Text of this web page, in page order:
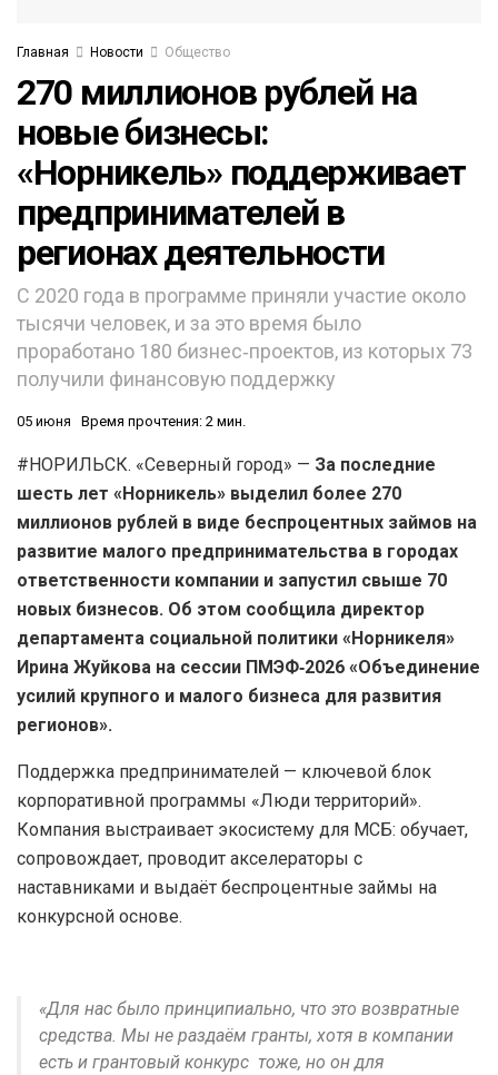
Главная Новости Общество
270 миллионов рублей на
новые бизнесы:
«Норникель» поддерживает
предпринимателей в
регионах деятельности
С 2020 года в программе приняли участие около
тысячи человек, и за это время было
проработано 180 бизнес‑проектов, из которых 73
получили финансовую поддержку
05 июня Время прочтения: 2 мин.
#НОРИЛЬСК. «Северный город» — За последние
шесть лет «Норникель» выделил более 270
миллионов рублей в виде беспроцентных займов на
развитие малого предпринимательства в городах
ответственности компании и запустил свыше 70
новых бизнесов. Об этом сообщила директор
департамента социальной политики «Норникеля»
Ирина Жуйкова на сессии ПМЭФ‑2026 «Объединение
усилий крупного и малого бизнеса для развития
регионов».
Поддержка предпринимателей — ключевой блок
корпоративной программы «Люди территорий».
Компания выстраивает экосистему для МСБ: обучает,
сопровождает, проводит акселераторы с
наставниками и выдаёт беспроцентные займы на
конкурсной основе.
«Для нас было принципиально, что это возвратные
средства. Мы не раздаём гранты, хотя в компании
есть и грантовый конкурс тоже, но он для